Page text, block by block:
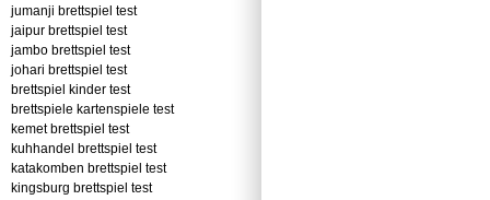
jumanji brettspiel test
jaipur brettspiel test
jambo brettspiel test
johari brettspiel test
brettspiel kinder test
brettspiele kartenspiele test
kemet brettspiel test
kuhhandel brettspiel test
katakomben brettspiel test
kingsburg brettspiel test